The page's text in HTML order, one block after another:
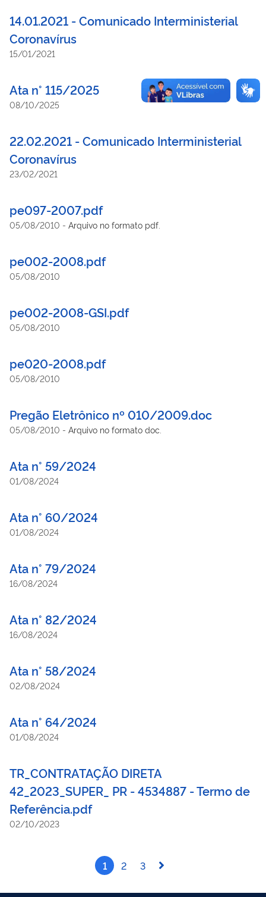
14.01.2021 - Comunicado Interministerial
Coronavírus
15/01/2021
Ata n° 115/2025
08/10/2025
22.02.2021 - Comunicado Interministerial
Coronavírus
23/02/2021
pe097-2007.pdf
05/08/2010 - Arquivo no formato pdf.
pe002-2008.pdf
05/08/2010
pe002-2008-GSI.pdf
05/08/2010
pe020-2008.pdf
05/08/2010
Pregão Eletrônico nº 010/2009.doc
05/08/2010 - Arquivo no formato doc.
Ata n° 59/2024
01/08/2024
Ata n° 60/2024
01/08/2024
Ata n° 79/2024
16/08/2024
Ata n° 82/2024
16/08/2024
Ata n° 58/2024
02/08/2024
Ata n° 64/2024
01/08/2024
TR_CONTRATAÇÃO DIRETA
42_2023_SUPER_ PR - 4534887 - Termo de
Referência.pdf
02/10/2023
1 2 3